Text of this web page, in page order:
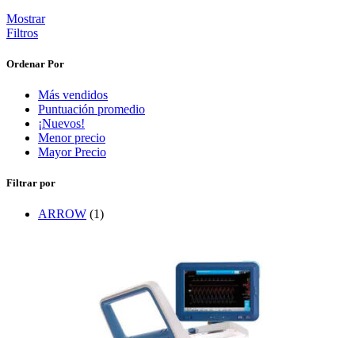
Mostrar
Filtros
Ordenar Por
Más vendidos
Puntuación promedio
¡Nuevos!
Menor precio
Mayor Precio
Filtrar por
ARROW (1)